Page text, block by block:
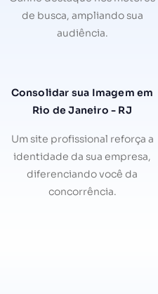
de busca, ampliando sua
audiência.
Consolidar sua Imagem em
Rio de Janeiro - RJ
Um site profissional reforça a
identidade da sua empresa,
diferenciando você da
concorrência.